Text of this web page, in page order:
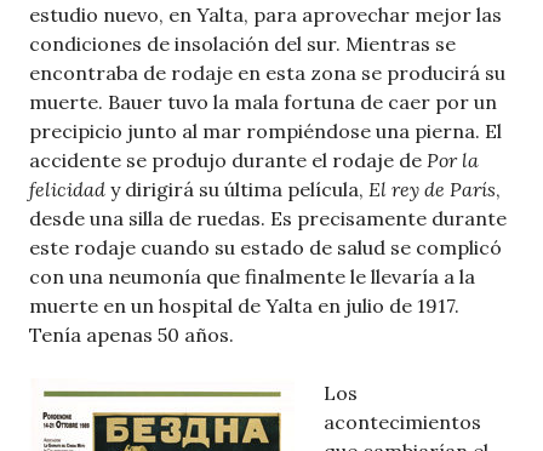
estudio nuevo, en Yalta, para aprovechar mejor las
condiciones de insolación del sur. Mientras se
encontraba de rodaje en esta zona se producirá su
muerte. Bauer tuvo la mala fortuna de caer por un
precipicio junto al mar rompiéndose una pierna. El
accidente se produjo durante el rodaje de Por la
felicidad y dirigirá su última película, El rey de París,
desde una silla de ruedas. Es precisamente durante
este rodaje cuando su estado de salud se complicó
con una neumonía que finalmente le llevaría a la
muerte en un hospital de Yalta en julio de 1917.
Tenía apenas 50 años.
Los
acontecimientos